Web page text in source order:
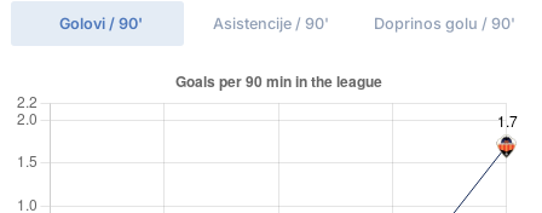
Golovi / 90' Asistencije / 90' Doprinos golu / 90'